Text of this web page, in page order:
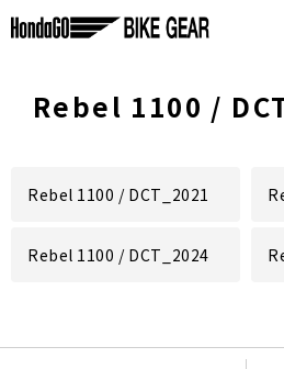
Rebel 1100 /
Rebel 1100 / DCT_2021
Rebel 1100 / DCT_2024